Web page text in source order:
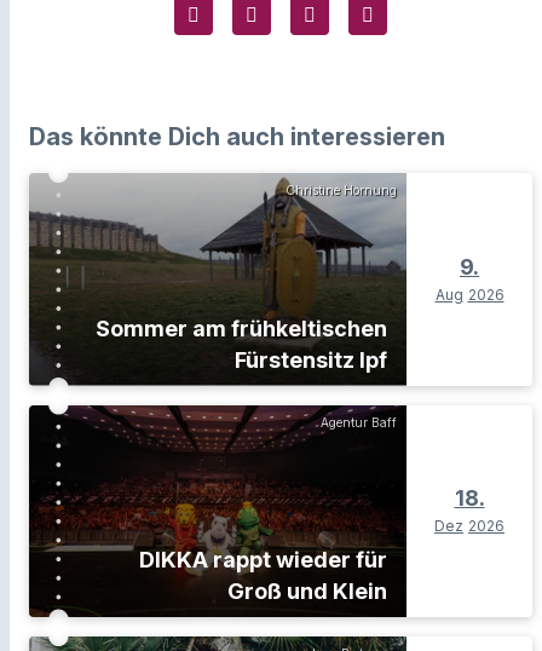
Das könnte Dich auch interessieren
Christine Hornung
Sommer am frühkeltischen
Fürstensitz Ipf
9.
Aug 2026
Agentur Baff
DIKKA rappt wieder für
Groß und Klein
18.
Dez 2026